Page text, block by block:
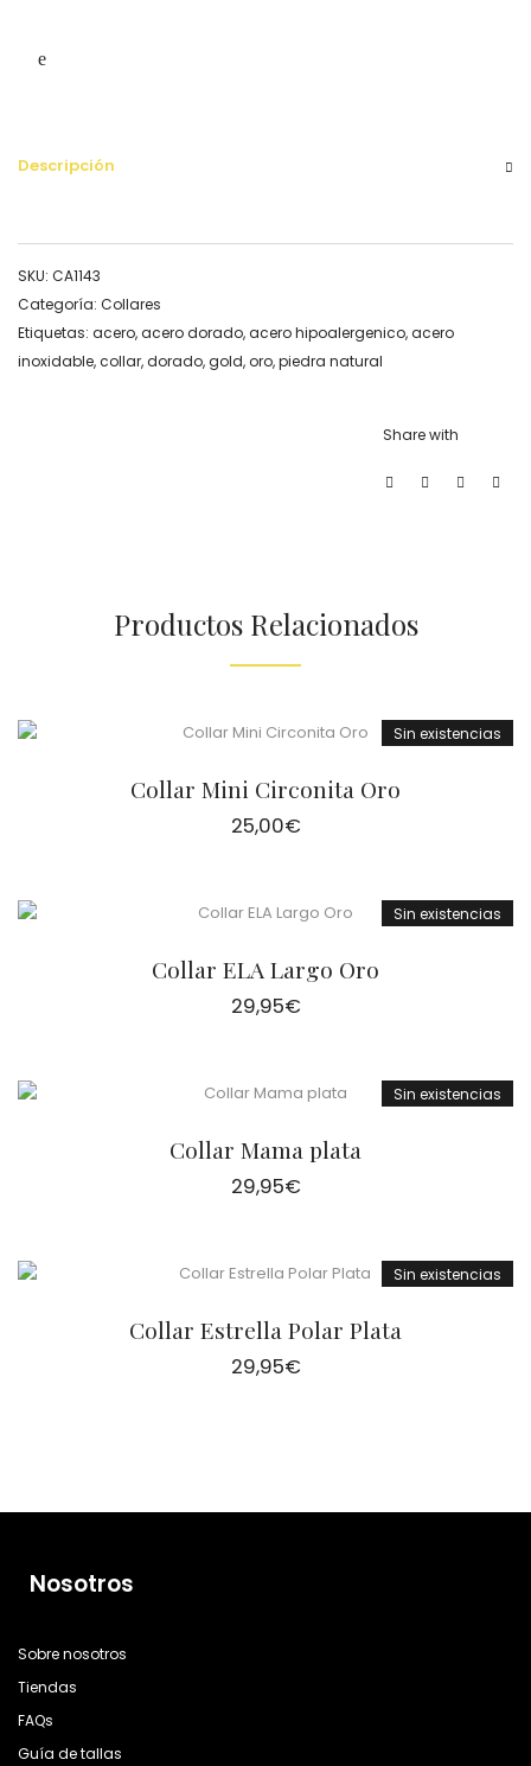
Descripción
SKU: CA1143
Categoría: Collares
Etiquetas: acero,acero dorado,acero hipoalergenico,acero
inoxidable,collar,dorado,gold,oro,piedra natural
Share with
Productos Relacionados
Sin existencias
Collar Mini Circonita Oro
25,00€
Sin existencias
Collar ELA Largo Oro
29,95€
Sin existencias
Collar Mama plata
29,95€
Sin existencias
Collar Estrella Polar Plata
29,95€
Nosotros
Sobre nosotros
Tiendas
FAQs
Guía de tallas